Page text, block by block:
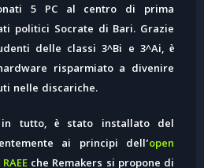
5 ‪PC‬ al centro di prima
politici ‪Socrate‬ di ‪Bari‬. Grazie
delle classi 3^Bi e 3^Ai, è
risparmiato a divenire
nelle discariche.
tutto, è stato installato del
ai principi dell’open
RAEE che Remakers si propone di